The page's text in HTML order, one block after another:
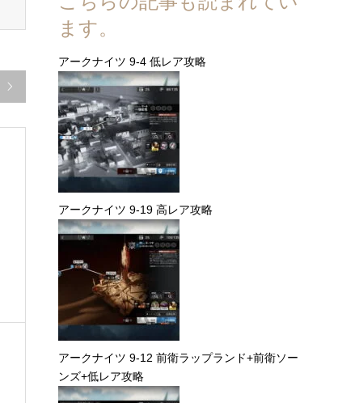

ます。
アークナイツ 9-4 低レア攻略
アークナイツ 9-19 高レア攻略
アークナイツ 9-12 前衛ラップランド+前衛ソー
ンズ+低レア攻略